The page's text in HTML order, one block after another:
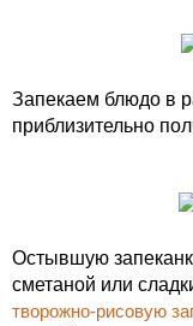
Запекаем блюдо в
приблизительно
Остывшую
сметаной или
творожно-рисовую